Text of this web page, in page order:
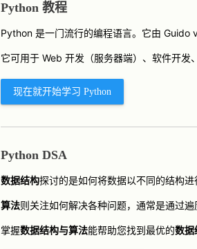
Python 教程
Python 是一门流行的编程语言。它由 Guido
它可用于 Web 开发（服务器端）、软件开发
现在就开始学习 Python
Python DSA
数据结构探讨的是如何将数据以不同的结构进
算法则关注如何解决各种问题，通常是通过遍
掌握数据结构与算法能帮助您找到最优的数据